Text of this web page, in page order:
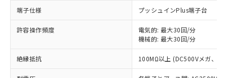
端子仕様 プッシュインPlus端子台
許容操作頻度
電気的: 最大30回/分
機械的: 最大30回/分
絶縁抵抗 100MΩ以上 (DC500Vメガ、点
本サービスは、当社制御機器事業取扱
商品の当社在庫状況および標準価格
(税抜)を提供させていただくもので
当社制御機器事業取扱商品の中には、
本サービスの対象外となる商品もある
調査・確認中：EU RoHS指令（10物質）の
非含有の対応状況を調査中または確認中の
商品です。
非該当品：ライセンス料など無形物で、有
害物質有無と関係のない商品です。
仕入先様の事情により、非含有部品として
いたものが、含有品と判明した場合などや
「○」：最大均質材料含有率が中国RoHSの
基準値以下であることを示します。
「×」：最大均質材料含有率が中国RoHSの
基準値を超えていることを示します。
当社は、これら貴社製品のうち、外国